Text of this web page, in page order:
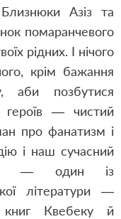
Азіз та
помаранчевого
рідних. І нічого
крім бажання
аби позбутися
— чистий
про фанатизм і
і наш сучасний
— один із
літератури —
книг Квебеку й